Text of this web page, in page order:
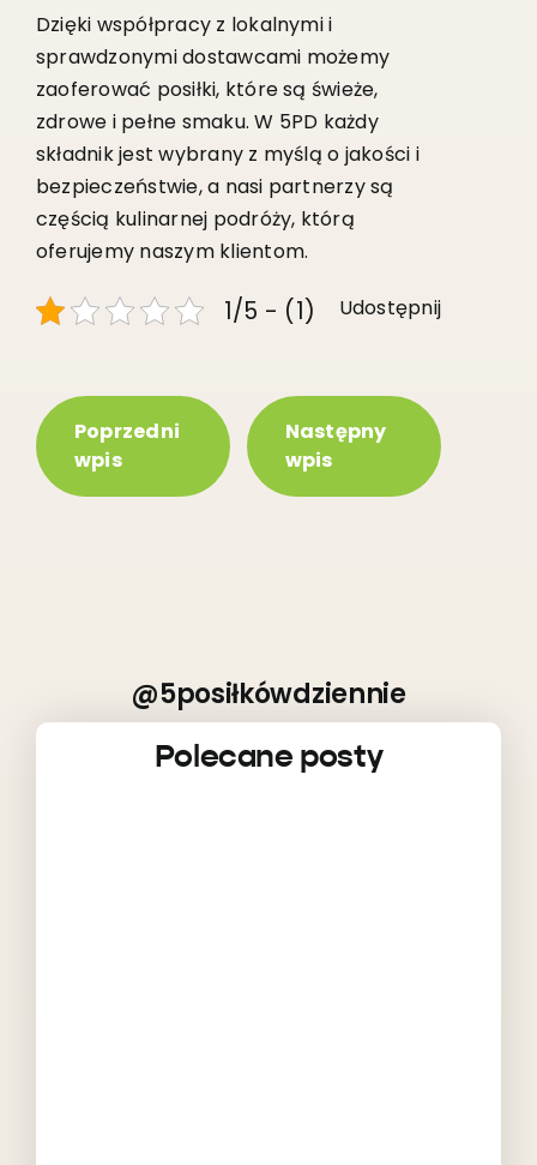
@5posiłkówdziennie
Polecane posty
Dzięki współpracy z lokalnymi i
sprawdzonymi dostawcami możemy
zaoferować posiłki, które są świeże,
zdrowe i pełne smaku. W 5PD każdy
składnik jest wybrany z myślą o jakości i
bezpieczeństwie, a nasi partnerzy są
częścią kulinarnej podróży, którą
oferujemy naszym klientom.
1/5 - (1) Udostępnij
Poprzedni
wpis
Następny
wpis